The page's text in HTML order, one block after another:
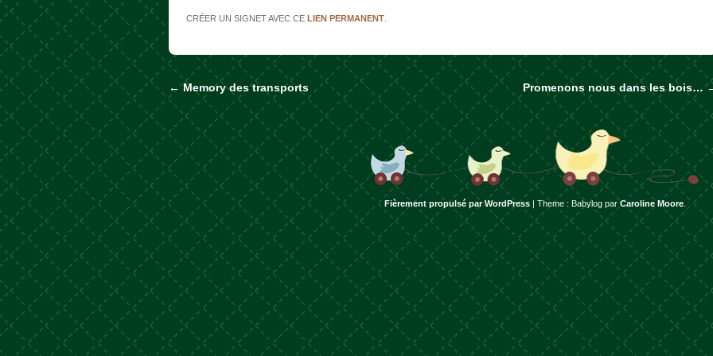
CRÉER UN SIGNET AVEC CELIEN PERMANENT
Naviguer dans les articles
←Memory des transports Promenons nous dans les bois…
Fièrement propulsé par WordPress Theme : Babylog par Caroline Moore.